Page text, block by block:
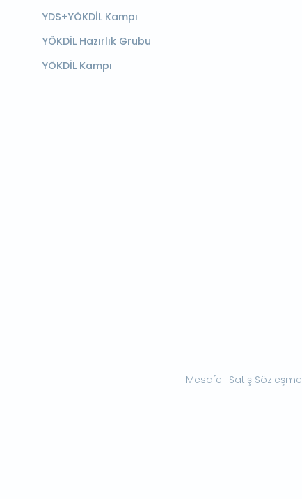
YDS+YÖKDİL Kampı
YÖKDİL Hazırlık Grubu
YÖKDİL Kampı
Mesafeli Satış